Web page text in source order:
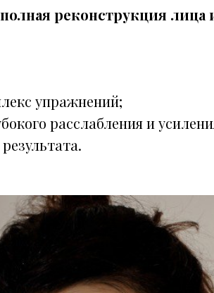
полная реконструкция лица
упражнений;
расслабления и